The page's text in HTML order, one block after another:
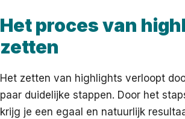
Het proces van
zetten
Het zetten van highlights verloopt
paar duidelijke stappen. Door het
krijg je een egaal en natuurlijk